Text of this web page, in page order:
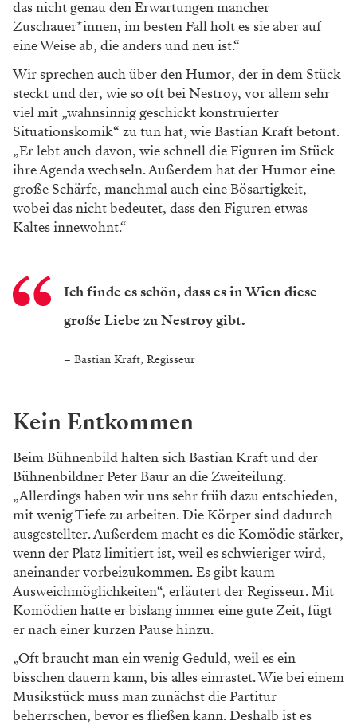
Reich beschäftigt, findet die Auseinandersetzung mit
der sozialen Frage bei Nestroy– anders als etwa bei
Bertolt Brecht oder GerhartHauptmann – eher auf
einer märchenhaften Ebene statt, erklärt Kraft. Einzig
das Glück oderdie Abwesenheit dessen entscheidet
darüber, obman im ersten Stock oder im Erdgeschoss
landet.
Auf behutsame Weise möchte Bastian Kraft inseiner
Inszenierung jedoch darauf hinweisen,dass auch
strukturelle Faktoren eine wichtigeRolle spielen.
wenig Nestroy-Erfahrung kann derTheatermacher,
der seine Theaterkarriere als
„Talisman “. Die enge Bezie
hung der Wiener*innen zu
dem 1862 verstorbe
nen Dramatiker und Schauspieler
empfindet ervor allem als Chance. „Es kann schon
mitbringen, über die ich im Probenprozess aber
besondere Form der Theaterliebe
Ich versucheeigentlich immer, das Theater zu machen,
dasich auch gern sehen würde. Vielleicht entspricht
das nicht genau den Erwartungen mancher
Zuschauer*innen, im besten Fall holt es sie aber auf
eine Weise ab, die anders und neu ist.“
Wir sprechen auch über den Humor, derin dem Stück
steckt und der, wie so oft beiNestroy, vor allem sehr
viel mit „wahnsinniggeschickt konstruierter
Situationskomik“ zutun hat, wie Bastian Kraft betont.
„Er lebt auchdavon, wie schnell die Figuren im Stück
ihreAgenda wechseln. Außerdem hat der Humor
große Schärfe, manchmal auch eine Bösartigkeit,
wobei das nicht bedeutet, dass denFiguren etwas
Kaltes innewohnt.“